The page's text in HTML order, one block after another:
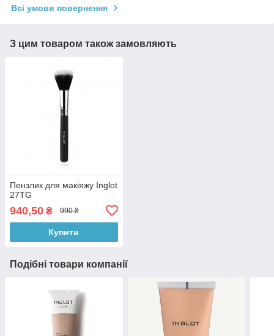
Всі умови повернення
З цим товаром також замовляють
Пензлик для макіяжу Inglot
27TG
940,50 ₴ 990 ₴
Купити
Подібні товари компанії